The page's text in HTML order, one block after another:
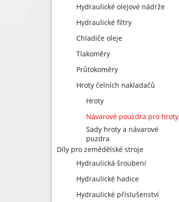
Hydraulické olejové nádrže
Hydraulické filtry
Chladiče oleje
Tlakoměry
Průtokoměry
Hroty čelních nakladačů
Hroty
Návarové pouzdra pro hroty
Sady hroty a návarové
puzdra
Díly pro zemědělské stroje
Hydraulická šroubení
Hydraulické hadice
Hydraulické příslušenství